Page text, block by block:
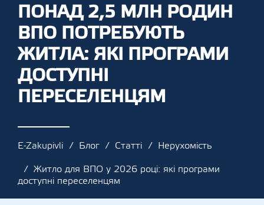
ПОНАД 2,5 МЛН РОДИН
ВПО ПОТРЕБУЮТЬ
ЖИТЛА: ЯКІ ПРОГРАМИ
ДОСТУПНІ
ПЕРЕСЕЛЕНЦЯМ
E-Zakupivli Блог Статті
Нерухомість
Житло для ВПО у 2026 році: які програми
доступні переселенцям